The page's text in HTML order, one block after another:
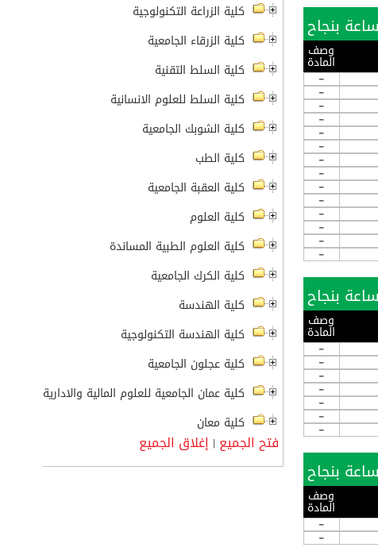
وصف
المادة
-
-
-
-
-
-
-
-
-
-
-
-
-
-
وصف
المادة
-
-
-
-
-
-
-
وصف
المادة
-
-
كلية الزراعة التكنولوجية
كلية الزرقاء الجامعية
كلية السلط التقنية
كلية السلط للعلوم الانسانية
كلية الشوبك الجامعية
كلية الطب
كلية العقبة الجامعية
كلية العلوم
كلية العلوم الطبية المساندة
كلية الكرك الجامعية
كلية الهندسة
كلية الهندسة التكنولوجية
كلية عجلون الجامعية
كلية عمان الجامعية للعلوم المالية والادارية
كلية معان
فتح الجميع | إغلاق الجميع